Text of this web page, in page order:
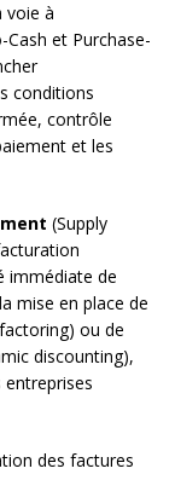
voie à
et Purchase-
conditions
contrôle
et les
(Supply
immédiate de
mise en place de
ou de
discounting),
des factures